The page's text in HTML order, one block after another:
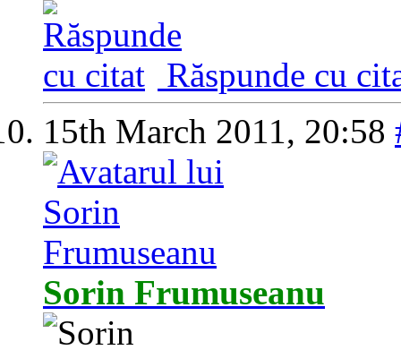
Răspunde cu
15th March 2011, 20:58
Sorin Frumuseanu